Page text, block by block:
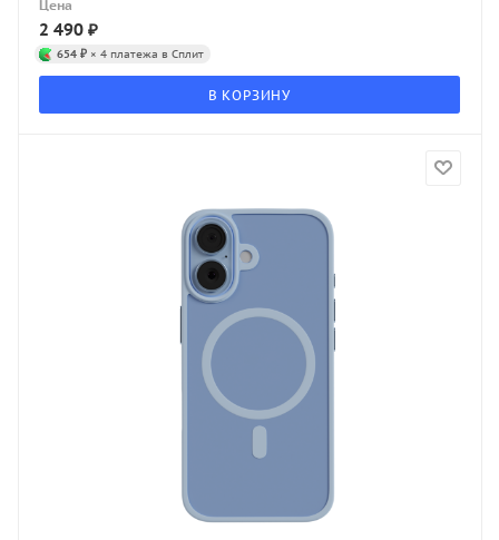
Цена
2 490 ₽
654 ₽ × 4 платежа в Сплит
В КОРЗИНУ